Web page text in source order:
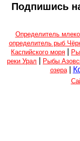
Подпишись
Определитель
определитель рыб
Каспийского моря
реки Урал
Рыбы
озера|